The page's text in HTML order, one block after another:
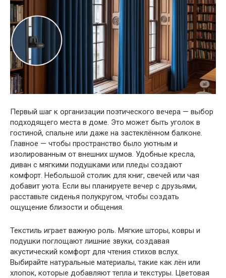
Первый шаг к организации поэтического вечера — выбор
подходящего места в доме. Это может быть уголок в
гостиной, спальне или даже на застеклённом балконе.
Главное — чтобы пространство было уютным и
изолированным от внешних шумов. Удобные кресла,
диван с мягкими подушками или пледы создают
комфорт. Небольшой столик для книг, свечей или чая
добавит уюта. Если вы планируете вечер с друзьями,
расставьте сиденья полукругом, чтобы создать
ощущение близости и общения.
Текстиль играет важную роль. Мягкие шторы, ковры и
подушки поглощают лишние звуки, создавая
акустический комфорт для чтения стихов вслух.
Выбирайте натуральные материалы, такие как лён или
хлопок, которые добавляют тепла и текстуры. Цветовая